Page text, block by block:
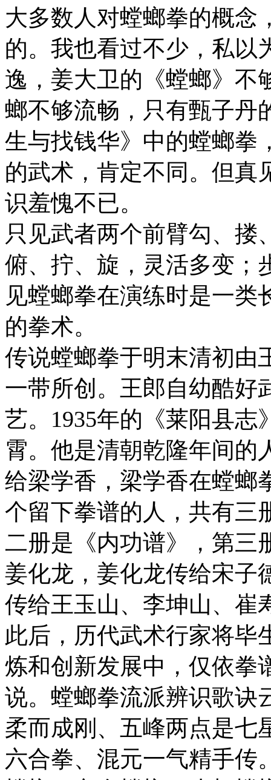
大多数人对螳螂拳的概念
的。我也看过不少，私以
逸，姜大卫的《螳螂》不
螂不够流畅，只有甄子丹
生与找钱华》中的螳螂拳
的武术，肯定不同。但真
识羞愧不已。
只见武者两个前臂勾、搂
俯、拧、旋，灵活多变；
见螳螂拳在演练时是一类
的拳术。
传说螳螂拳于明末清初由
一带所创。王郎自幼酷好
艺。1935年的《莱阳县
霄。他是清朝乾隆年间的
给梁学香，梁学香在螳螂
个留下拳谱的人，共有三
二册是《内功谱》，第三
姜化龙，姜化龙传给宋子
传给王玉山、李坤山、崔
此后，历代武术行家将毕
炼和创新发展中，仅依拳
说。螳螂拳流派辨识歌诀
柔而成刚、五峰两点是七
六合拳、混元一气精手传